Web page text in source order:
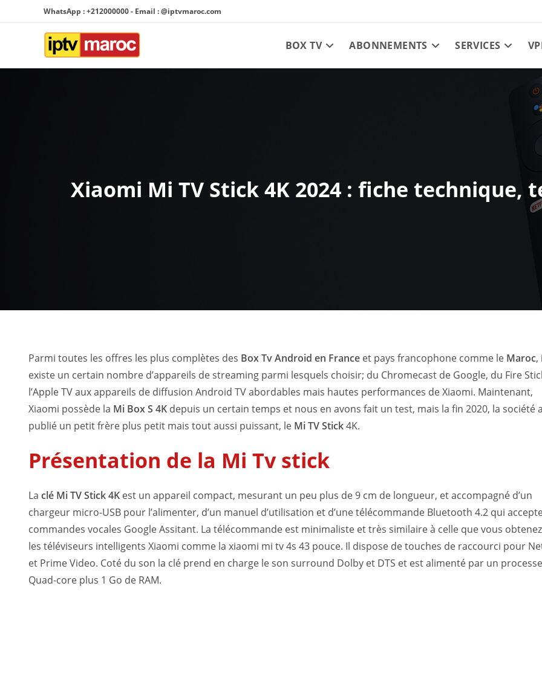
WhatsApp : +212000000 - Email : @iptvmaroc.com
BOX TV ABONNEMENTS SERVICES
Xiaomi Mi TV Stick 4K 2024 : fiche technique,
Parmi toutes les offres les plus complètes des Box Tv Android en France et pays francophone comme le Maroc,
existe un certain nombre d’appareils de streaming parmi lesquels choisir; du Chromecast de Google, du Fire
l’Apple TV aux appareils de diffusion Android TV abordables mais hautes performances de Xiaomi. Maintenant,
Xiaomi possède la Mi Box S 4K depuis un certain temps et nous en avons fait un test, mais la fin 2020, la société a
publié un petit frère plus petit mais tout aussi puissant, le Mi TV Stick4K.
Présentation de la Mi Tv stick
Laclé Mi TV Stick 4K est un appareil compact, mesurant un peu plus de 9 cm de longueur, et accompagné d’un
chargeur micro-USB pour l’alimenter, d’un manuel d’utilisation et d’une télécommande Bluetooth 4.2 qui
commandes vocales Google Assitant. La télécommande est minimaliste et très similaire à celle que vous
les téléviseurs intelligents Xiaomi comme la xiaomi mi tv 4s 43 pouce. Il dispose de touches de raccourci pour
et Prime Video. Coté du son la clé prend en charge le son surround Dolby et DTS et est alimenté par un
Quad-core plus 1 Go de RAM.